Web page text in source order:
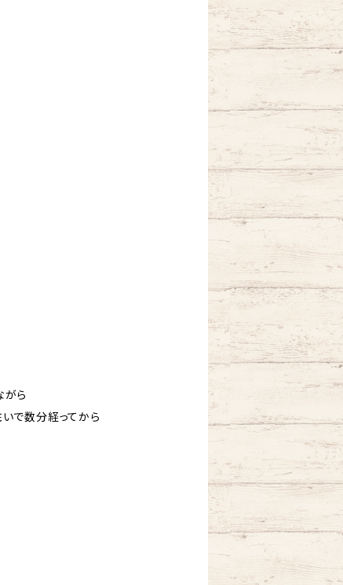
がら
で数分経ってから